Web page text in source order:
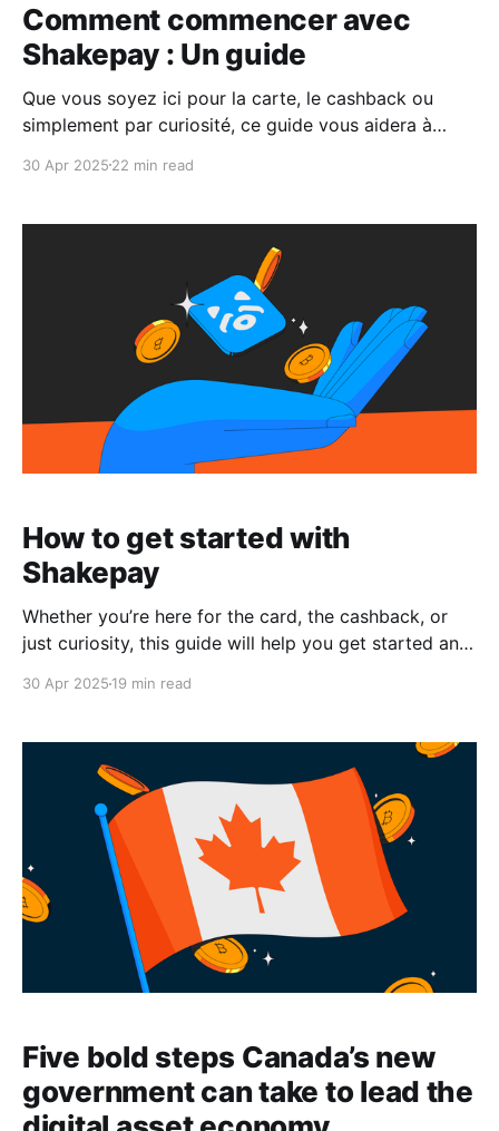
Comment commencer avec
Shakepay : Un guide
Que vous soyez ici pour la carte, le cashback ou
simplement par curiosité, ce guide vous aidera à
30 Apr 2025 22 min read
How to get started with
Shakepay
Whether you’re here for the card, the cashback, or
just curiosity, this guide will help you get started and
30 Apr 2025 19 min read
Five bold steps Canada’s new
government can take to lead the